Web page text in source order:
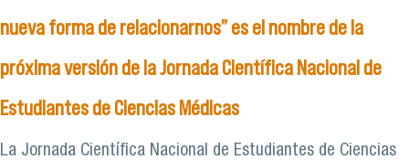
nueva forma de relacionarnos” es el nombre de la
próxima versión de la Jornada Científica Nacional de
Estudiantes de Ciencias Médicas
La Jornada Científica Nacional de Estudiantes de Ciencias